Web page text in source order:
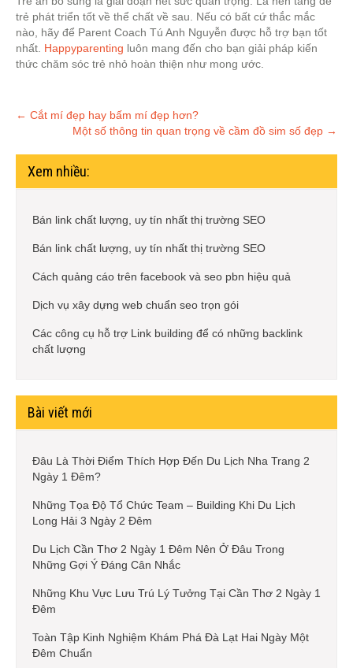
trẻ phát triển tốt về thể chất về sau. Nếu có bất cứ thắc mắc
nào, hãy để Parent Coach Tú Anh Nguyễn được hỗ trợ bạn tốt
nhất. Happyparenting luôn mang đến cho bạn giải pháp kiến
thức chăm sóc trẻ nhỏ hoàn thiện như mong ước.
Post
navigation
← Cắt mí đẹp hay bấm mí đẹp hơn?
Một số thông tin quan trọng về cầm đồ sim số đẹp →
Xem nhiều:
Bán link chất lượng, uy tín nhất thị trường SEO
Bán link chất lượng, uy tín nhất thị trường SEO
Cách quảng cáo trên facebook và seo pbn hiệu quả
Dịch vụ xây dựng web chuẩn seo trọn gói
Các công cụ hỗ trợ Link building để có những backlink
chất lượng
Bài viết mới
Đâu Là Thời Điểm Thích Hợp Đến Du Lịch Nha Trang 2
Ngày 1 Đêm?
Những Tọa Độ Tổ Chức Team – Building Khi Du Lịch
Long Hải 3 Ngày 2 Đêm
Du Lịch Cần Thơ 2 Ngày 1 Đêm Nên Ở Đâu Trong
Những Gợi Ý Đáng Cân Nhắc
Những Khu Vực Lưu Trú Lý Tưởng Tại Cần Thơ 2 Ngày 1
Đêm
Toàn Tập Kinh Nghiệm Khám Phá Đà Lạt Hai Ngày Một
Đêm Chuẩn